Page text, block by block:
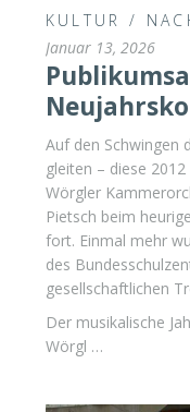
KULTUR /
Januar 13, 2026
Auf den Schwingen
gleiten – diese
Wörgler
Pietsch beim
fort. Einmal mehr
des
gesellschaftlichen
Der musikalische
Wörgl …